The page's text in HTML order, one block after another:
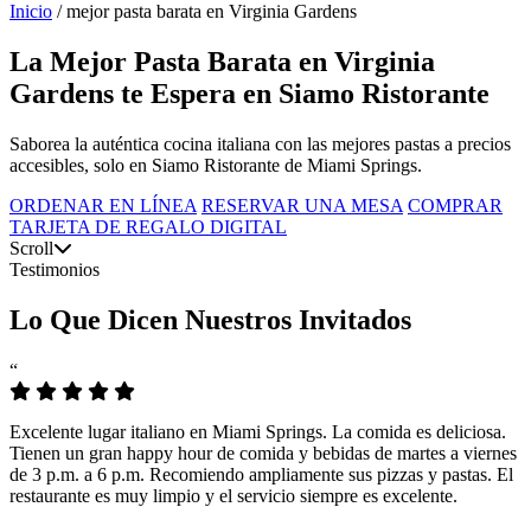
Inicio / mejor pasta barata en Virginia Gardens
La Mejor Pasta Barata en Virginia
Gardens te Espera en Siamo Ristorante
Saborea la auténtica cocina italiana con las mejores pastas a precios
accesibles, solo en Siamo Ristorante de Miami Springs.
ORDENAR EN LÍNEA RESERVAR UNA MESA COMPRAR
TARJETA DE REGALO DIGITAL
Scroll
Testimonios
Lo Que Dicen Nuestros Invitados
“
Excelente lugar italiano en Miami Springs. La comida es deliciosa.
Tienen un gran happy hour de comida y bebidas de martes a viernes
de 3 p.m. a 6 p.m. Recomiendo ampliamente sus pizzas y pastas. El
restaurante es muy limpio y el servicio siempre es excelente.